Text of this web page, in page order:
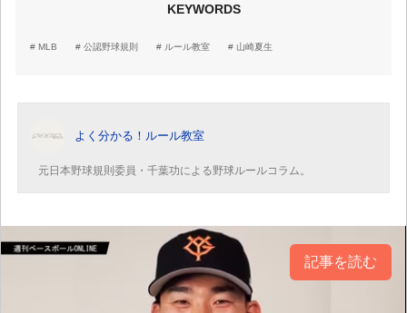
KEYWORDS
MLB 公認野球規則 ルール教室 山崎夏生
よく分かる！ルール教室
元日本野球規則委員・千葉功による野球ルールコラム。
記事を読む